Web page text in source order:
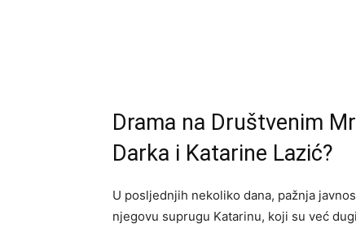
Drama na Društvenim
Darka i Katarine Lazić?
U posljednjih nekoliko dana, pažnja
njegovu suprugu Katarinu, koji su već